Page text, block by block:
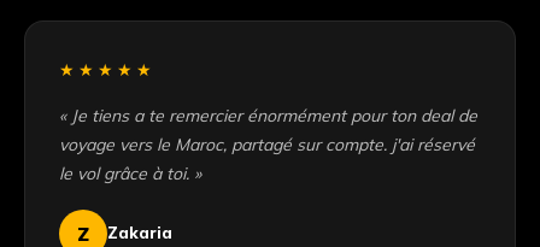
★★★★★
« Je tiens a te remercier énormément pour ton deal de
voyage vers le Maroc, partagé sur compte. j'ai réservé
le vol grâce à toi. »
Z Zakaria